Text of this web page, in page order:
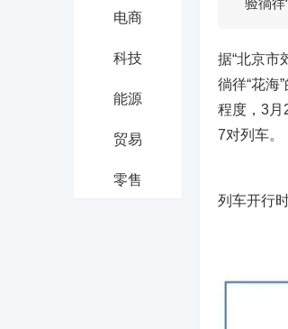
电商
科技
能源
贸易
零售
验徜徉
据“北京市
徜徉“花海
程度，3月
7对列车。
列车开行